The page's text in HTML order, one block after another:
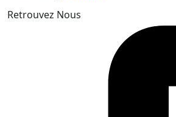
Retrouvez Nous